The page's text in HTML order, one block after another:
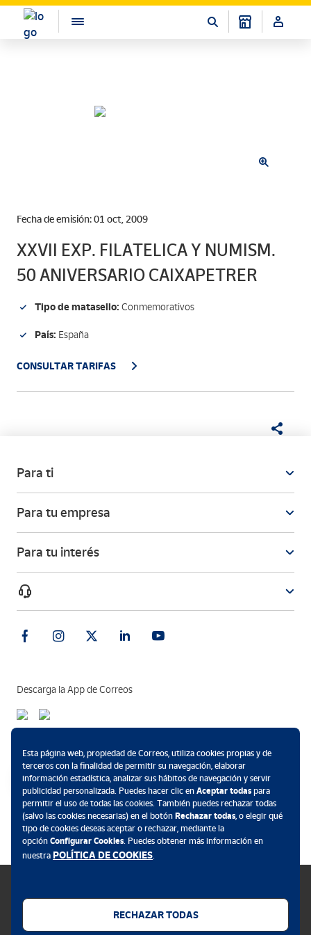
Fecha de emisión: 01 oct, 2009
XXVII EXP. FILATELICA Y NUMISM.
50 ANIVERSARIO CAIXAPETRER
Tipo de matasello: Conmemorativos
País: España
CONSULTAR TARIFAS
Para ti
Para tu empresa
Para tu interés
Descarga la App de Correos
Política de cookies
Esta página web, propiedad de Correos, utiliza cookies propias y de
terceros con la finalidad de permitir su navegación, elaborar
información estadística, analizar sus hábitos de navegación y servir
publicidad personalizada. Puedes hacer clic en Aceptar todaspara
permitir el uso de todas las cookies. También puedes rechazar todas
(salvo las cookies necesarias) en el botón Rechazar todas, o elegir qué
tipo de cookies deseas aceptar o rechazar, mediante la
opción Configurar Cookies. Puedes obtener más información en
nuestra POLÍTICA DE COOKIES.
RECHAZAR TODAS